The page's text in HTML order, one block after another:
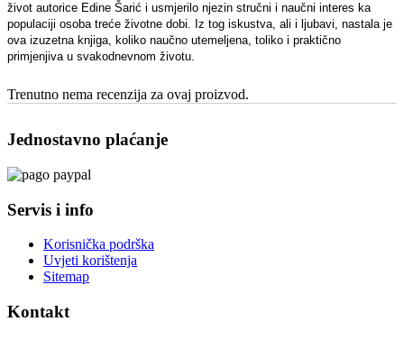
život autorice Edine Šarić i usmjerilo njezin stručni i naučni interes ka
populaciji osoba treće životne dobi. Iz tog iskustva, ali i ljubavi, nastala je
ova izuzetna knjiga, koliko naučno utemeljena, toliko i praktično
primjenjiva u svakodnevnom životu.
Trenutno nema recenzija za ovaj proizvod.
Jednostavno plaćanje
Servis i info
Korisnička podrška
Uvjeti korištenja
Sitemap
Kontakt